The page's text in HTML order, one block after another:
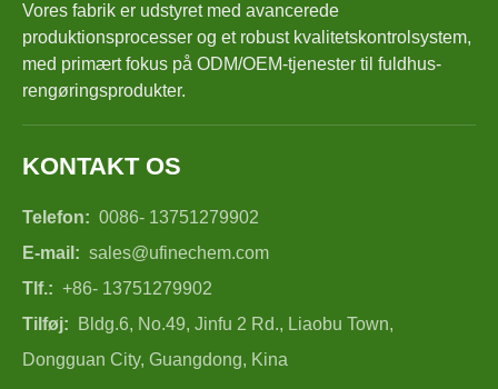
Vores fabrik er udstyret med avancerede
produktionsprocesser og et robust kvalitetskontrolsystem,
med primært fokus på ODM/OEM-tjenester til fuldhus-
rengøringsprodukter.
KONTAKT OS
Telefon: 0086- 13751279902
E-mail: sales@ufinechem.com
Tlf.: +86- 13751279902
Tilføj:
Bldg.6, No.49, Jinfu 2 Rd., Liaobu Town,
Dongguan City, Guangdong, Kina